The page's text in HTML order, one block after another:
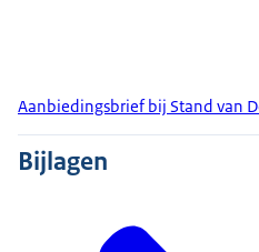
Aanbiedingsbrief bij Stand van
Bijlagen